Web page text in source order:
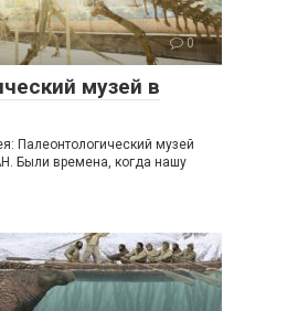
0
музей в
Палеонтологический музей
Были времена, когда нашу